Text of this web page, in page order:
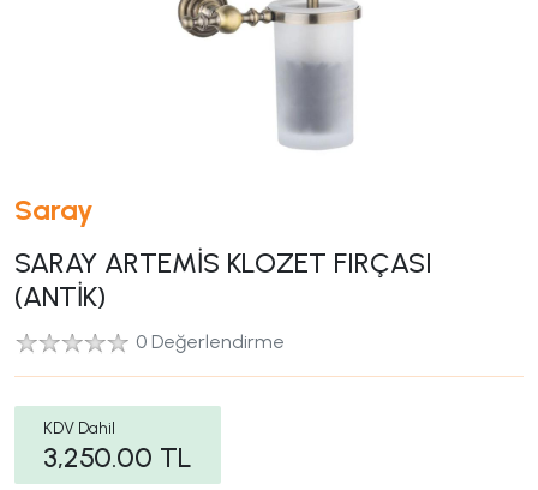
Saray
SARAY ARTEMİS KLOZET FIRÇASI
(ANTİK)
0 Değerlendirme
KDV Dahil
3,250.00 TL